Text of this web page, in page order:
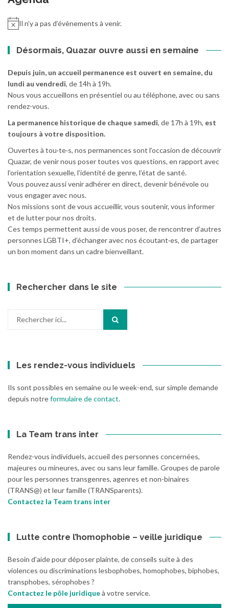
Il n’y a pas d’évènements à venir.
Désormais, Quazar ouvre aussi en semaine
Depuis juin, un accueil permanence est ouvert en semaine, du
lundi au vendredi, de 14h à 19h.
Nous vous accueillons en présentiel ou au téléphone, avec ou sans
rendez-vous.
La permanence historique de chaque samedi, de 17h à 19h, est
toujours à votre disposition.
Ouvertes à tou·te·s, nos permanences sont l’occasion de découvrir
Quazar, de venir nous poser toutes vos questions, en rapport avec
l’orientation sexuelle, l’identité de genre, l’état de santé.
Vous pouvez aussi venir adhérer en direct, devenir bénévole ou
vous engager avec nous.
Nos missions sont de vous accueillir, vous soutenir, vous informer
et de lutter pour nos droits.
Ces temps permettent aussi de vous poser, de rencontrer d’autres
personnes LGBTI+, d’échanger avec nos écoutant·es, de partager
un bon moment dans un cadre bienveillant.
Rechercher dans le site
Les rendez-vous individuels
Ils sont possibles en semaine ou le week-end, sur simple demande
depuis notreformulaire de contact.
La Team trans inter
Rendez-vous individuels, accueil des personnes concernées,
majeures ou mineures, avec ou sans leur famille. Groupes de parole
pour les personnes transgenres, agenres et non-binaires
(TRANS@) et leur famille (TRANSparents).
Contactez la Team trans inter
Lutte contre l’homophobie – veille juridique
Besoin d’aide pour déposer plainte, de conseils suite à des
violences ou discriminations lesbophobes, homophobes, biphobes,
transphobes, sérophobes ?
Contactez le pôle juridiqueà votre service.